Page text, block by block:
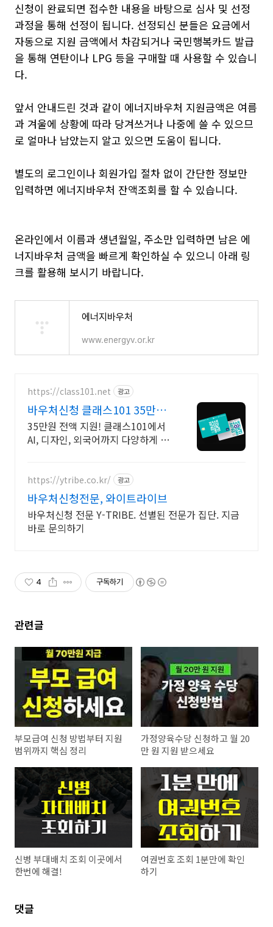
신청이 완료되면 접수한 내용을 바탕으로 심사 및 선정
과정을 통해 선정이 됩니다. 선정되신 분들은 요금에서
자동으로 지원 금액에서 차감되거나 국민행복카드 발급
을 통해 연탄이나 LPG 등을 구매할 때 사용할 수 있습니
다.
앞서 안내드린 것과 같이 에너지바우처 지원금액은 여름
과 겨울에 상황에 따라 당겨쓰거나 나중에 쓸 수 있으므
로 얼마나 남았는지 알고 있으면 도움이 됩니다.
별도의 로그인이나 회원가입 절차 없이 간단한 정보만
입력하면 에너지바우처 잔액조회를 할 수 있습니다.
온라인에서 이름과 생년월일, 주소만 입력하면 남은 에
너지바우처 금액을 빠르게 확인하실 수 있으니 아래 링
크를 활용해 보시기 바랍니다.
에너지바우처
www.energyv.or.kr
https://class101.net 광고
바우처신청 클래스101 35만원
역대급 지원 혜택
35만원 전액 지원! 클래스101에서
AI, 디자인, 외국어까지 다양하게 들
https://ytribe.co.kr/ 광고
바우처신청전문, 와이트라이브
바우처신청 전문 Y-TRIBE. 선별된 전문가 집단. 지금
바로 문의하기
4 구독하기
관련글
부모급여 신청 방법부터 지원
범위까지 핵심 정리
가정양육수당 신청하고 월 20
만 원 지원 받으세요
신병 부대배치 조회 이곳에서
한번에 해결!
여권번호 조회 1분만에 확인
하기
댓글